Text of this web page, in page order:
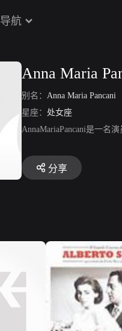
导航
Anna Maria
别名： Anna Maria Pancani
星座： 处女座
AnnaMariaPancani是一名
分享